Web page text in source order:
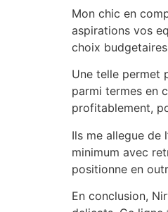
Mon chic en
aspirations vos
choix
Une telle permet
parmi termes en
profitablement,
Ils me allegue de
minimum avec
positionne en
En conclusion,